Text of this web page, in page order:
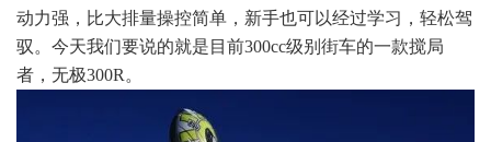
动力强，比大排量操控简单，新手也可以经过学习，轻松驾
驭。今天我们要说的就是目前300cc级别街车的一款搅局
者，无极300R。